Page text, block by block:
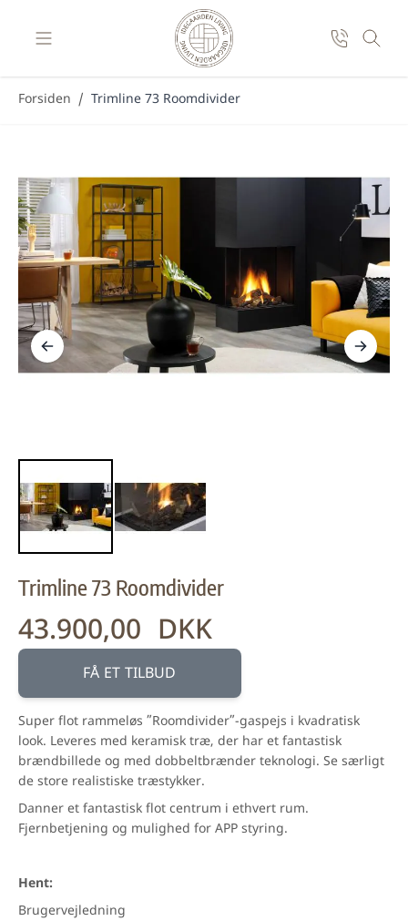
Forsiden / Trimline 73 Roomdivider
Trimline 73 Roomdivider
43.900,00 DKK
FÅ ET TILBUD
Super flot rammeløs ”Roomdivider”-gaspejs i kvadratisk
look. Leveres med keramisk træ, der har et fantastisk
brændbillede og med dobbeltbrænder teknologi. Se særligt
de store realistiske træstykker.
Danner et fantastisk flot centrum i ethvert rum.
Fjernbetjening og mulighed for APP styring.
Hent:
Brugervejledning